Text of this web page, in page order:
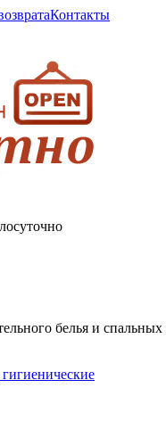
Контакты
белья и